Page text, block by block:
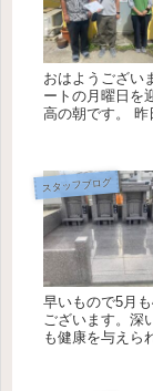
おはようござい
ートの月曜日を
高の朝です。 昨
スタッフブログ
早いもので5月
ございます。深
も健康を与えら